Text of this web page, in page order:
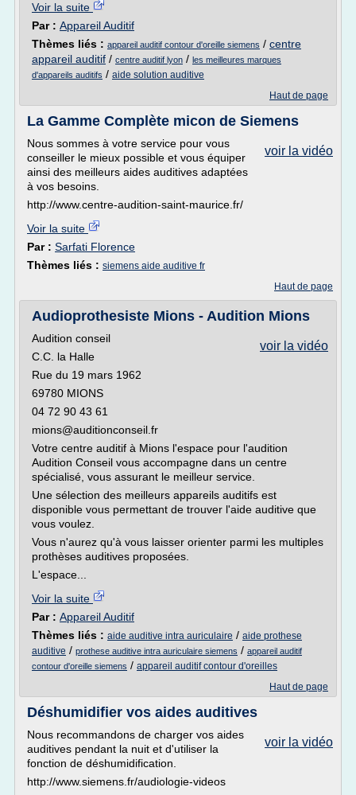
Voir la suite
Par : Appareil Auditif
Thèmes liés : appareil auditif contour d'oreille siemens / centre
appareil auditif / centre auditif lyon / les meilleures marques
d'appareils auditifs / aide solution auditive
Haut de page
La Gamme Complète micon de Siemens
voir la vidéo
Nous sommes à votre service pour vous
conseiller le mieux possible et vous équiper
ainsi des meilleurs aides auditives adaptées
à vos besoins.
http://www.centre-audition-saint-maurice.fr/
Voir la suite
Par : Sarfati Florence
Thèmes liés : siemens aide auditive fr
Haut de page
Audioprothesiste Mions - Audition Mions
voir la vidéo
Audition conseil
C.C. la Halle
Rue du 19 mars 1962
69780 MIONS
04 72 90 43 61
mions@auditionconseil.fr
Votre centre auditif à Mions l'espace pour l'audition
Audition Conseil vous accompagne dans un centre
spécialisé, vous assurant le meilleur service.
Une sélection des meilleurs appareils auditifs est
disponible vous permettant de trouver l'aide auditive que
vous voulez.
Vous n'aurez qu'à vous laisser orienter parmi les multiples
prothèses auditives proposées.
L'espace...
Voir la suite
Par : Appareil Auditif
Thèmes liés : aide auditive intra auriculaire / aide prothese
auditive / prothese auditive intra auriculaire siemens / appareil auditif
contour d'oreille siemens / appareil auditif contour d'oreilles
Haut de page
Déshumidifier vos aides auditives
voir la vidéo
Nous recommandons de charger vos aides
auditives pendant la nuit et d'utiliser la
fonction de déshumidification.
http://www.siemens.fr/audiologie-videos